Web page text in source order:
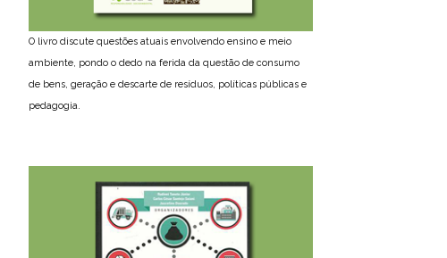
O livro discute questões atuais envolvendo ensino e meio
ambiente, pondo o dedo na ferida da questão de consumo
de bens, geração e descarte de resíduos, políticas públicas e
pedagogia.